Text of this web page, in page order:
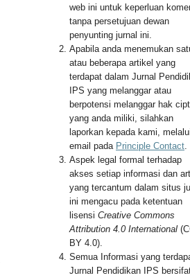
web ini untuk keperluan
tanpa persetujuan dewan
penyunting jurnal ini.
Apabila anda menemukan
atau beberapa artikel yang
terdapat dalam Jurnal
IPS yang melanggar atau
berpotensi melanggar hak
yang anda miliki, silahkan
laporkan kepada kami,
email pada Principle Contact.
Aspek legal formal terhadap
akses setiap informasi dan
yang tercantum dalam situs
ini mengacu pada ketentuan
lisensi Creative Commons
Attribution 4.0 International
BY 4.0).
Semua Informasi yang
Jurnal Pendidikan IPS